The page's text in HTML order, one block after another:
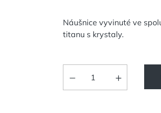
Náušnice vyvinuté ve
titanu s krystaly.